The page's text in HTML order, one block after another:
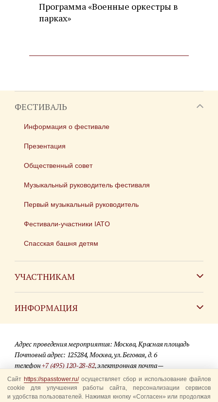
Программа «Военные оркестры в
парках»
ФЕСТИВАЛЬ
Информация о фестивале
Презентация
Общественный совет
Музыкальный руководитель фестиваля
Первый музыкальный руководитель
Фестивали-участники IATO
Спасская башня детям
УЧАСТНИКАМ
ИНФОРМАЦИЯ
Для СМИ
Где купить билеты
Акции
Адрес проведения мероприятия: Москва, Красная площадь
Почтовый адрес: 125284, Москва, ул. Беговая, д. 6
телефон+7 (495) 120-28-82, электронная почта —
info@spasstower.ru
© 2009-2025 Официальный сайт фестиваля «Спасская башня»
Сайт https://spasstower.ru/осуществляет сбор и использование файлов
cookie для улучшения работы сайта, персонализации сервисов
и удобства пользователей. Нажимая кнопку «Согласен» или продолжая